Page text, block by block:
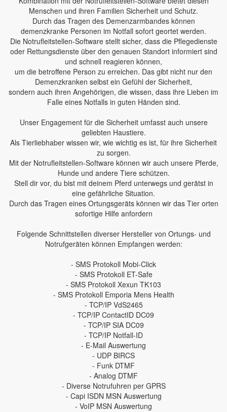
Menschen und ihren Familien Sicherheit und Schutz.
Durch das Tragen des Demenzarmbandes können
demenzkranke Personen im Notfall sofort geortet werden.
Die Notrufleitstellen-Software stellt sicher, dass die Pflegedienste
oder Rettungsdienste über den genauen Standort informiert sind
und schnell reagieren können,
um die betroffene Person zu erreichen. Das gibt nicht nur den
Demenzkranken selbst ein Gefühl der Sicherheit,
sondern auch ihren Angehörigen, die wissen, dass ihre Lieben im
Falle eines Notfalls in guten Händen sind.
Unser Engagement für die Sicherheit umfasst auch unsere
geliebten Haustiere.
Als Tierliebhaber wissen wir, wie wichtig es ist, für ihre Sicherheit
zu sorgen.
Mit der Notrufleitstellen-Software können wir auch unsere Pferde,
Hunde und andere Tiere schützen.
Stell dir vor, du bist mit deinem Pferd unterwegs und gerätst in
eine gefährliche Situation.
Durch das Tragen eines Ortungsgeräts können wir das Tier orten
sofortige Hilfe anfordern
Folgende Schnittstellen diverser Hersteller von Ortungs- und
Notrufgeräten können Empfangen werden:
- SMS Protokoll Mobi-Click
- SMS Protokoll ET-Safe
- SMS Protokoll Xexun TK103
- SMS Protokoll Emporia Mens Health
- TCP/IP VdS2465
- TCP/IP ContactID DC09
- TCP/IP SIA DC09
- TCP/IP Notfall-ID
- E-Mail Auswertung
- UDP BIRCS
- Funk DTMF
- Analog DTMF
- Diverse Notrufuhren per GPRS
- Capi ISDN MSN Auswertung
- VoIP MSN Auswertung